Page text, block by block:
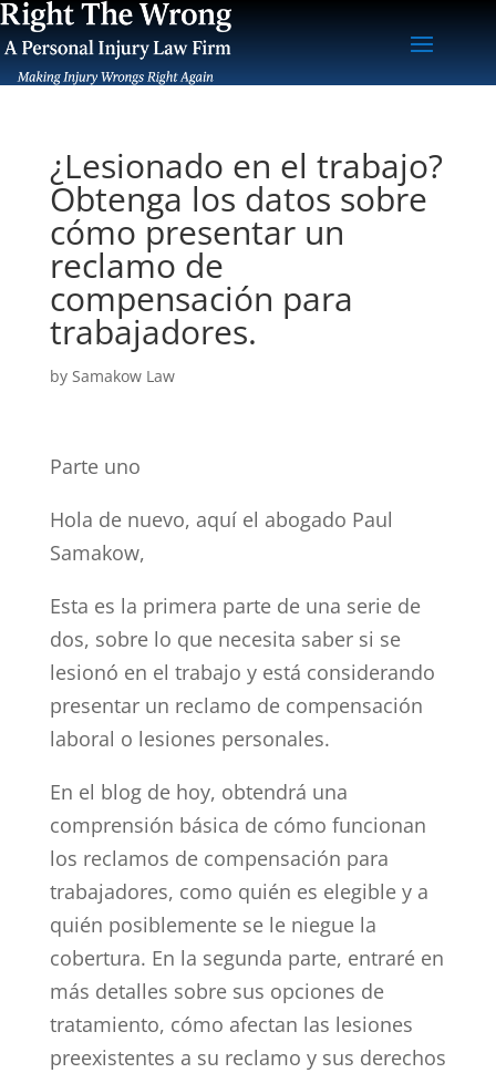
¿Lesionado en el trabajo?
Obtenga los datos sobre
cómo presentar un
reclamo de
compensación para
trabajadores.
by Samakow Law
Parte uno
Hola de nuevo, aquí el abogado Paul
Samakow,
Esta es la primera parte de una serie de
dos, sobre lo que necesita saber si se
lesionó en el trabajo y está considerando
presentar un reclamo de compensación
laboral o lesiones personales.
En el blog de hoy, obtendrá una
comprensión básica de cómo funcionan
los reclamos de compensación para
trabajadores, como quién es elegible y a
quién posiblemente se le niegue la
cobertura. En la segunda parte, entraré en
más detalles sobre sus opciones de
tratamiento, cómo afectan las lesiones
preexistentes a su reclamo y sus derechos